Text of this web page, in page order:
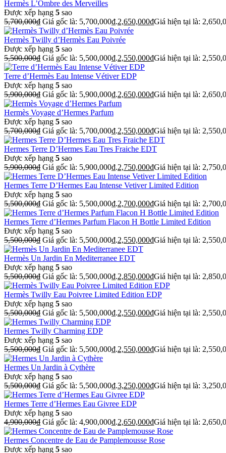
Hermès L’Ombre des Merveilles
Được xếp hạng 5 sao
5,700,000₫ Giá gốc là: 5,700,000₫.2,650,000₫Giá hiện tại là:
Hermès Twilly d’Hermès Eau Poivrée
Được xếp hạng 5 sao
5,500,000₫ Giá gốc là: 5,500,000₫.2,550,000₫Giá hiện tại là:
Terre d’Hermès Eau Intense Vétiver EDP
Được xếp hạng 5 sao
5,900,000₫ Giá gốc là: 5,900,000₫.2,650,000₫Giá hiện tại là:
Hermès Voyage d’Hermes Parfum
Được xếp hạng 5 sao
5,700,000₫ Giá gốc là: 5,700,000₫.2,550,000₫Giá hiện tại là:
Hermes Terre D’Hermes Eau Tres Fraiche EDT
Được xếp hạng 5 sao
5,900,000₫ Giá gốc là: 5,900,000₫.2,750,000₫Giá hiện tại là:
Hermes Terre D’Hermes Eau Intense Vetiver Limited Edition
Được xếp hạng 5 sao
5,500,000₫ Giá gốc là: 5,500,000₫.2,700,000₫Giá hiện tại là:
Hermes Terre d’Hermes Parfum Flacon H Bottle Limited Edition
Được xếp hạng 5 sao
5,500,000₫ Giá gốc là: 5,500,000₫.2,550,000₫Giá hiện tại là:
Hermès Un Jardin En Mediterranee EDT
Được xếp hạng 5 sao
5,500,000₫ Giá gốc là: 5,500,000₫.2,850,000₫Giá hiện tại là:
Hermès Twilly Eau Poivree Limited Edition EDP
Được xếp hạng 5 sao
5,500,000₫ Giá gốc là: 5,500,000₫.2,550,000₫Giá hiện tại là:
Hermes Twilly Charming EDP
Được xếp hạng 5 sao
5,500,000₫ Giá gốc là: 5,500,000₫.2,550,000₫Giá hiện tại là:
Hermes Un Jardin à Cythère
Được xếp hạng 5 sao
5,500,000₫ Giá gốc là: 5,500,000₫.3,250,000₫Giá hiện tại là:
Hermes Terre d’Hermes Eau Givree EDP
Được xếp hạng 5 sao
4,900,000₫ Giá gốc là: 4,900,000₫.2,650,000₫Giá hiện tại là:
Hermes Concentre de Eau de Pamplemousse Rose
Được xếp hạng 5 sao